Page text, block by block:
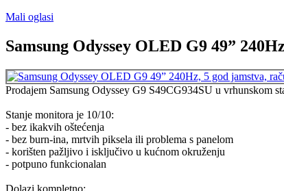
Mali oglasi
Samsung Odyssey OLED G9 49”
Prodajem Samsung Odyssey G9 S49CG934SU u vrhunskom
Stanje monitora je 10/10:
- bez ikakvih oštećenja
- bez burn-ina, mrtvih piksela ili problema s panelom
- korišten pažljivo i isključivo u kućnom okruženju
- potpuno funkcionalan
Dolazi kompletno: